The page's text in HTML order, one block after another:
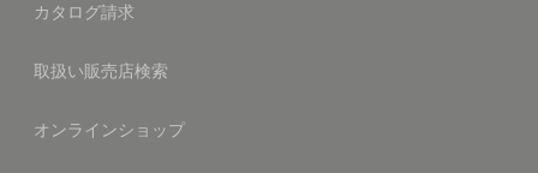
カタログ請求
取扱い販売店検索
オンラインショップ